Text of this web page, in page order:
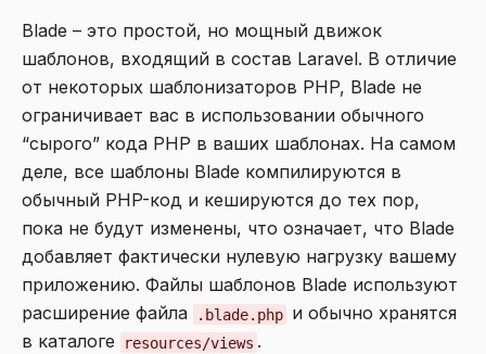
Blade – это простой, но мощный движок
шаблонов, входящий в состав Laravel. В отличие
от некоторых шаблонизаторов PHP, Blade не
ограничивает вас в использовании обычного
“сырого” кода PHP в ваших шаблонах. На самом
деле, все шаблоны Blade компилируются в
обычный PHP-код и кешируются до тех пор,
пока не будут изменены, что означает, что Blade
добавляет фактически нулевую нагрузку вашему
приложению. Файлы шаблонов Blade используют
расширение файла
.blade.php и обычно хранятся
в каталоге
resources/views .